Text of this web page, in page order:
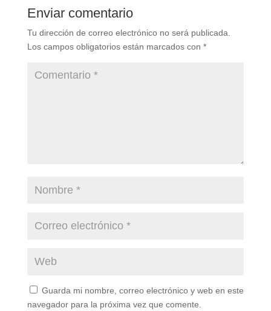
Enviar comentario
Tu dirección de correo electrónico no será publicada.
Los campos obligatorios están marcados con *
Guarda mi nombre, correo electrónico y web en este
navegador para la próxima vez que comente.